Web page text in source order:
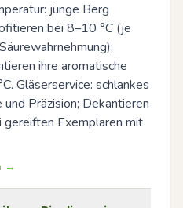
junge Berg
bei 8–10 °C (je
ihre aromatische
Gläserservice: schlankes
Präzision; Dekantieren
Exemplaren mit
→